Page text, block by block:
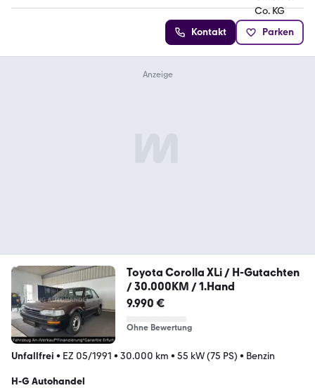
Kontakt Parken
Toyota Corolla XLi / H-Gutachten
/ 30.000KM / 1.Hand
9.990 €
Ohne Bewertung
Unfallfrei • EZ 05/1991 • 30.000 km • 55 kW (75 PS) • Benzin
H-G Autohandel